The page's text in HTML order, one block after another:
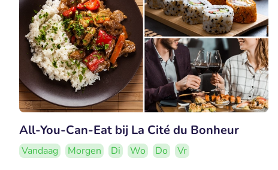
All-You-Can-Eat bij La Cité du Bonheur
Vandaag Morgen Di Wo Do
Vr